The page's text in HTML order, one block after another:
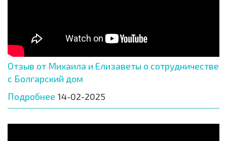
Отзыв от Михаила и Елизаветы о сотрудничестве
с Болгарский дом
Подробнее 14-02-2025